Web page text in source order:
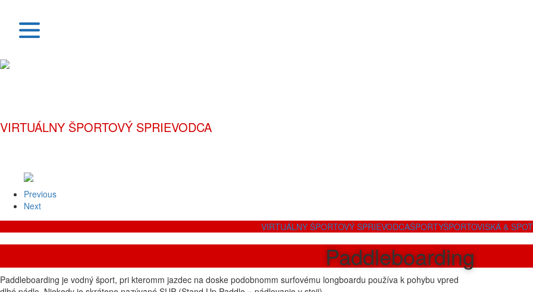
VIRTUÁLNY ŠPORTOVÝ SPRIEVODCA
Previous
Next
VIRTUÁLNY ŠPORTOVÝ SPRIEVODCAŠPORTYŠPORTOVISKÁ &
Paddleboarding
Paddleboarding je vodný šport, pri kteromm jazdec na doske podobnomm surfovému longboardu používa k pohybu vpred